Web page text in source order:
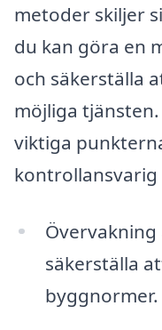
metoder skiljer
du kan göra en
och säkerställa
möjliga
viktiga
kontrollansvarig
säkerställa
byggnormer.